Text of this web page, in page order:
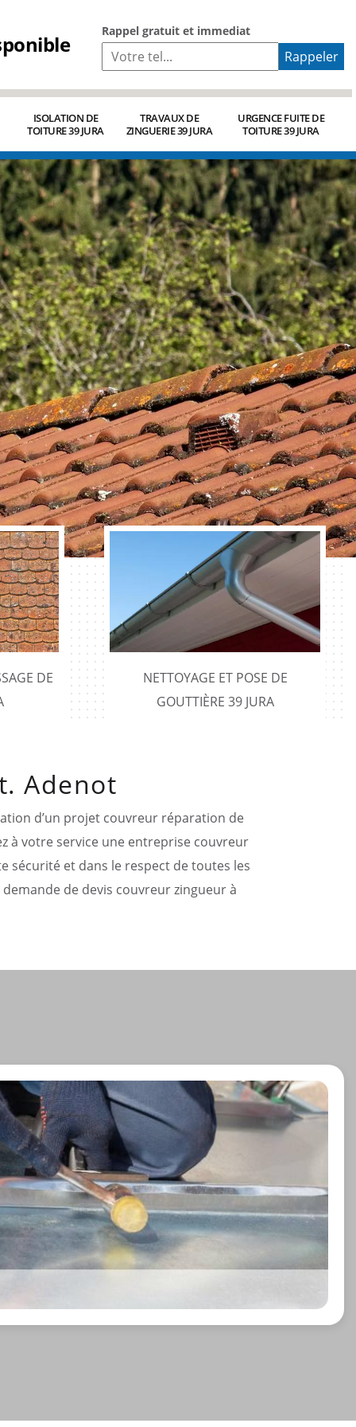
Rappel gratuit et immediat
ISOLATION DE
TOITURE 39 JURA
TRAVAUX DE
ZINGUERIE 39 JURA
URGENCE FUITE DE
TOITURE 39 JURA
DE
NETTOYAGE ET POSE DE
GOUTTIÈRE 39 JURA
Adenot
d’un projet couvreur réparation de
à votre service une entreprise couvreur
sécurité et dans le respect de toutes les
de devis couvreur zingueur à